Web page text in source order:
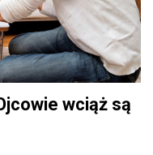
wciąż są